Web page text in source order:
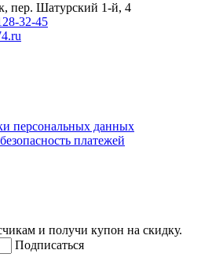
пер. Шатурский 1-й, 4
32-45
персональных данных
платежей
и получи купон на скидку.
Подписаться